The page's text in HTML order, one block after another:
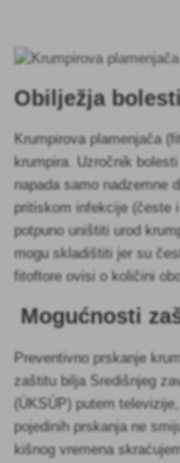
Obilježja bolesti
Krumpirova plamenjača
krumpira. Uzročnik
napada samo nadzemne
pritiskom infekcije (česte
potpuno uništiti urod
mogu skladištiti jer su
fitoftore ovisi o količini
Mogućnosti
Preventivno prskanje
zaštitu bilja Središnjeg
(ÚKSÚP) putem
pojedinih prskanja ne
kišnog vremena